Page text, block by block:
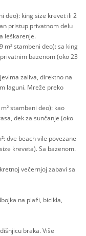
deo): king size krevet ili 2
pristup privatnom delu
leškarenje.
m² stambeni deo): sa king
bazenom (oko 23
zaliva, direktno na
laguni. Mreže preko
stambeni deo): kao
dek za sunčanje (oko
dve beach vile povezane
kreveta). Sa bazenom.
večernjoj zabavi sa
na plaži, bicikla,
braka. Više